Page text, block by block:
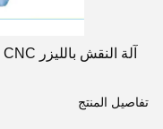
تفاصيل المنتج